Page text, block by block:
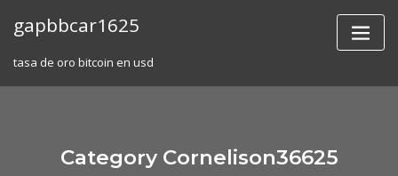
gapbbcar1625
tasa de oro bitcoin en usd
Category Cornelison36625